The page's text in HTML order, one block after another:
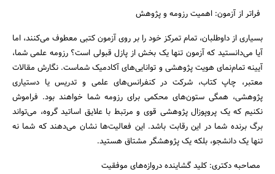
فراتر از آزمون: اهمیت رزومه و پژوهش
بسیاری از داوطلبان، تمام تمرکز خود را بر روی آزمون کتبی معطوف می‌کنند، اما
آیا می‌دانستید که آزمون تنها یک بخش از پازل قبولی است؟ رزومه علمی شما،
آیینه تمام‌نمای هویت پژوهشی و توانایی‌های آکادمیک شماست. نگارش مقالات
معتبر، چاپ کتاب، شرکت در کنفرانس‌های علمی و تدریس یا دستیاری
پژوهشی، همگی ستون‌های محکمی برای رزومه شما خواهند بود. فراموش
نکنیم که یک پروپوزال پژوهشی قوی و مرتبط با علایق اساتید گروه، می‌تواند
برگ برنده شما در این رقابت باشد. این فعالیت‌ها نشان می‌دهند که شما نه
تنها یک دانشجو، بلکه یک پژوهشگر مشتاق هستید.
مصاحبه دکتری: کلید گشاینده دروازه‌های موفقیت